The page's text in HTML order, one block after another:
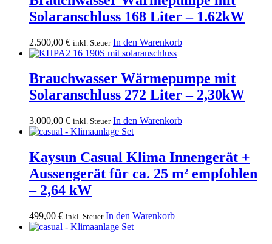
Solaranschluss 168 Liter – 1.62kW
2.500,00 € inkl. Steuer In den Warenkorb
Brauchwasser Wärmepumpe mit
Solaranschluss 272 Liter – 2,30kW
3.000,00 € inkl. Steuer In den Warenkorb
Kaysun Casual Klima Innengerät +
Aussengerät für ca. 25 m² empfohlen
– 2,64 kW
499,00 € inkl. Steuer In den Warenkorb